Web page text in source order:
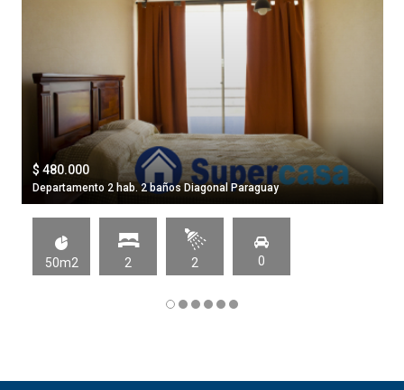
$ 480.000
Departamento 2 hab. 2 baños Diagonal Paraguay
50m2 2 2 0